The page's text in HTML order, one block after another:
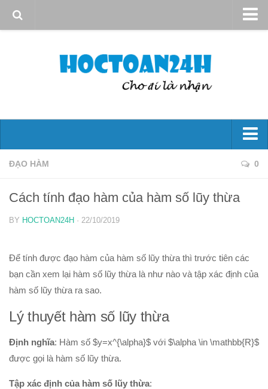
Quy định sử dụng
Đại số 10
Hs bậc nhất và bậc hai
Phương trình và hệ phương trình
Góc và công thức lượng giác
Hình học 10
Tích vô hướng của hai véctơ và ứng dụng
PT đường thẳng trong mặt phẳng
Phương pháp tọa độ trong mặt phẳng
PT đường tròn
ĐẠO HÀM 0
Cách tính đạo hàm của hàm số lũy thừa
BY HOCTOAN24H · 22/10/2019
Để tính được đạo hàm của hàm số lũy thừa thì trước tiên các
bạn cần xem lại hàm số lũy thừa là như nào và tập xác định của
hàm số lũy thừa ra sao.
Lý thuyết hàm số lũy thừa
Định nghĩa: Hàm số $y=x^{\alpha}$ với $\alpha \in \mathbb{R}$
được gọi là hàm số lũy thừa.
Tập xác định của hàm số lũy thừa: